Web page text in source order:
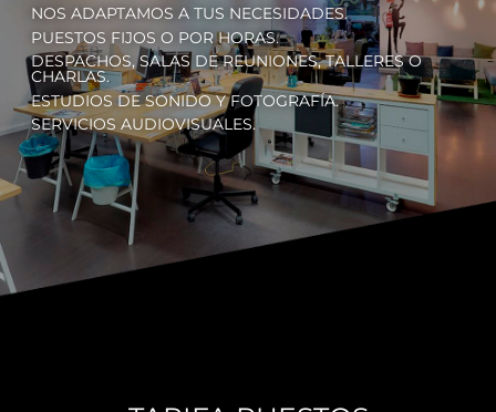
NOS ADAPTAMOS A TUS NECESIDADES.
PUESTOS FIJOS O POR HORAS.
DESPACHOS, SALAS DE REUNIONES, TALLERES O
CHARLAS.
ESTUDIOS DE SONIDO Y FOTOGRAFÍA.
SERVICIOS AUDIOVISUALES.